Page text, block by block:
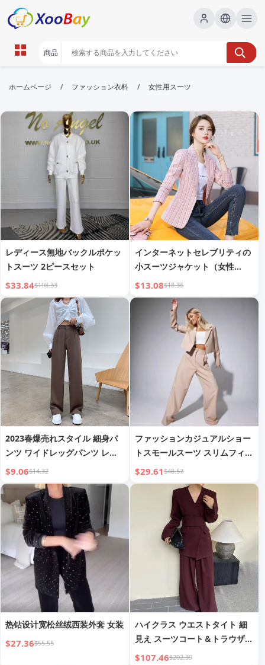
女性用スーツ | XOOBAY B2B/B2C
女性用スーツ,レディーススーツ,ビジネスファッション,
wholesale 女性用スーツ, XOOBAY
ビジネスシーンに最適な女性用スーツを豊富に紹介。スタイル別やカラ
ー、サイズ情報も掲載。
ホームページ / ファッション衣料 / 女性用スーツ
レディース無地バックルポケッ
トスーツ 2ピースセット
$33.84$198.33
インターネットセレブリティの
小スーツジャケット（女性
用）、フレンチスタイル、2024
年春/秋新作韓国版、イギリス
風カジュアルチェック柄ショー
トスーツ、トレンディ
$13.08$18.36
2023春爆売れスタイル 細身パ
ンツ ワイドレッグパンツ レデ
ィース 小柄 高身長 ドレープ ス
トレート ルーズ カジュアル 細
$9.06$14.32
ファッションカジュアルショー
トスモールスーツ スリムフィッ
トウエスタンパンツ レディース
スーツ
$29.61$48.57
热钻设计宽松丝绒西装外套 女装
$27.36$55.55
ハイクラス ウエストタイト 細
見え スーツコート＆トラウザー
ズ 2ピースセット
$107.46$202.39